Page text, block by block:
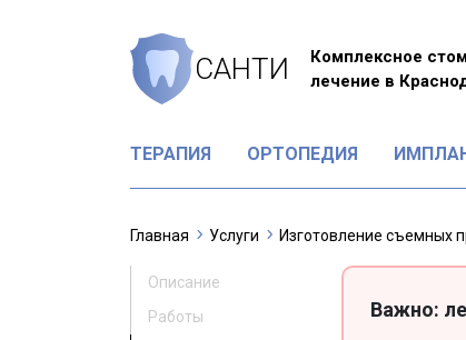
САНТИ
Комплексное
лечение в
ТЕРАПИЯ ОРТОПЕДИЯ
Главная Услуги Изготовление съемных
Описание
Работы
Важно: